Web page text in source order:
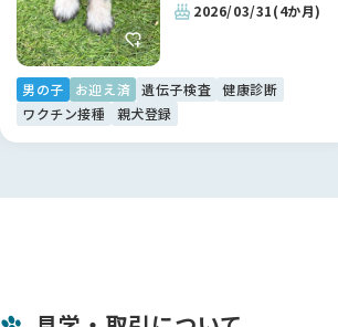
2026/03/31(4か月)
男の子 お迎え済 遺伝子検査
健康診断
ワクチン接種
親犬登録